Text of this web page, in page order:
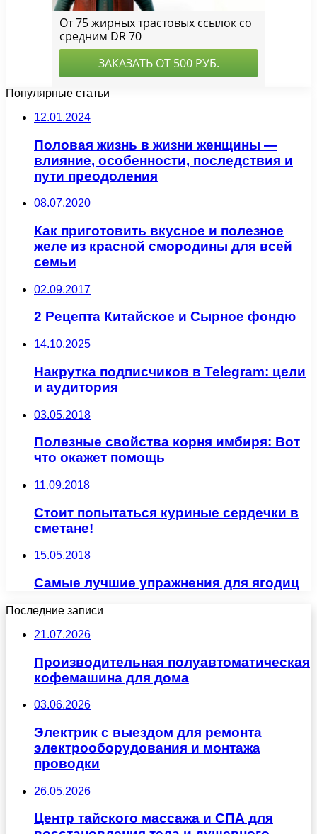
Популярные статьи
12.01.2024
Половая жизнь в жизни женщины —
влияние, особенности, последствия и
пути преодоления
08.07.2020
Как приготовить вкусное и полезное
желе из красной смородины для всей
семьи
02.09.2017
2 Рецепта Китайское и Сырное фондю
14.10.2025
Накрутка подписчиков в Telegram: цели
и аудитория
03.05.2018
Полезные свойства корня имбиря: Вот
что окажет помощь
11.09.2018
Стоит попытаться куриные сердечки в
сметане!
15.05.2018
Самые лучшие упражнения для ягодиц
Последние записи
21.07.2026
Производительная полуавтоматическая
кофемашина для дома
03.06.2026
Электрик с выездом для ремонта
электрооборудования и монтажа
проводки
26.05.2026
Центр тайского массажа и СПА для